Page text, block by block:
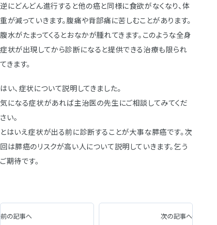
逆にどんどん進行すると他の癌と同様に食欲がなくなり、体
重が減っていきます。腹痛や背部痛に苦しむことがあります。
腹水がたまってくるとおなかが腫れてきます。このような全身
症状が出現してから診断になると提供できる治療も限られ
てきます。
はい、症状について説明してきました。
気になる症状があれば主治医の先生にご相談してみてくだ
さい。
とはいえ症状が出る前に診断することが大事な膵癌です。次
回は膵癌のリスクが高い人について説明していきます。乞う
ご期待です。
前の記事へ 次の記事へ